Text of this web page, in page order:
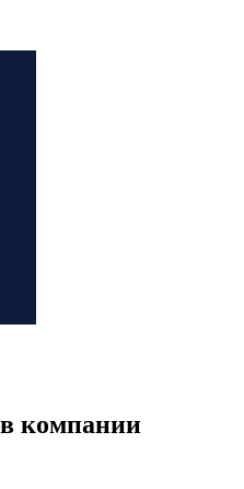
компании